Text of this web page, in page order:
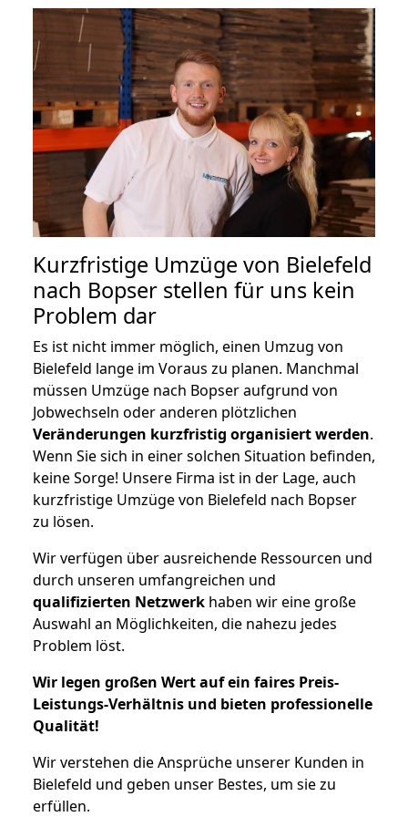
Kurzfristige Umzüge von Bielefeld
nach Bopser stellen für uns kein
Problem dar
Es ist nicht immer möglich, einen Umzug von
Bielefeld lange im Voraus zu planen. Manchmal
müssen Umzüge nach Bopser aufgrund von
Jobwechseln oder anderen plötzlichen
Veränderungen kurzfristig organisiert werden.
Wenn Sie sich in einer solchen Situation befinden,
keine Sorge! Unsere Firma ist in der Lage, auch
kurzfristige Umzüge von Bielefeld nach Bopser
zu lösen.
Wir verfügen über ausreichende Ressourcen und
durch unseren umfangreichen und
qualifizierten Netzwerk haben wir eine große
Auswahl an Möglichkeiten, die nahezu jedes
Problem löst.
Wir legen großen Wert auf ein faires Preis-
Leistungs-Verhältnis und bieten professionelle
Qualität!
Wir verstehen die Ansprüche unserer Kunden in
Bielefeld und geben unser Bestes, um sie zu
erfüllen.